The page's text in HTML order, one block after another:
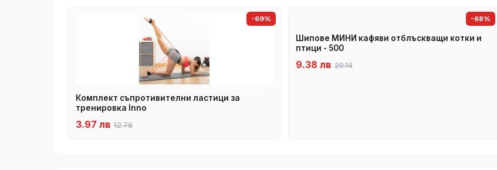
-69%
Комплект съпротивителни ластици за
тренировка Inno
3.97 лв 12.78
-68%
Шипове МИНИ кафяви отблъскващи котки и
птици - 500
9.38 лв 29.14